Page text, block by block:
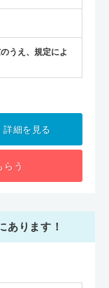
うえ、規定によ
詳細を見る
らう
あります！